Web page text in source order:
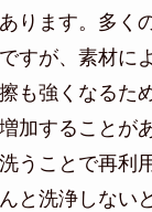
ります。多く
すが、素材に
も強くなるた
加することが
うことで再利
と洗浄しない